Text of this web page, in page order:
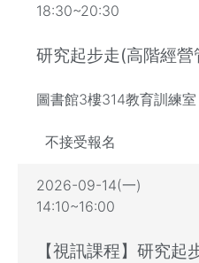
18:30~20:30
研究起步走(高階經
圖書館3樓314教育訓練室
不接受報名
2026-09-14(一)
14:10~16:00
【視訊課程】研究